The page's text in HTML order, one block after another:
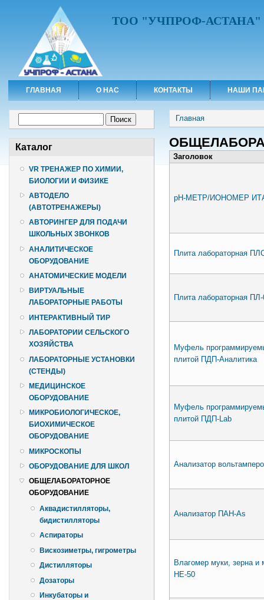
ТОО "УЧПРОФ-АСТАНА"
ГЛАВНАЯ О НАС КОНТАКТЫ НАШИ
Каталог
VR ТРЕНАЖЕР ПО ХИМИИ,
БИОЛОГИИ И ФИЗИКЕ
АВТОДЕЛО
(АВТОТРЕНАЖЕРЫ)
АВТОРИНГЕР ДЛЯ ПОДАЧИ
ШКОЛЬНЫХ ЗВОНКОВ
АНАЛИТИЧЕСКОЕ
ОБОРУДОВАНИЕ
АНАТОМИЧЕСКИЕ МОДЕЛИ
ВИРТУАЛЬНЫЕ
ЛАБОРАТОРНЫЕ РАБОТЫ
ИНТЕРАКТИВНЫЙ ТИР
ЛАБОРАТОРИИ СЕЛЬСКОГО
ХОЗЯЙСТВА
ЛАБОРАТОРНЫЕ УСТАНОВКИ
(СТЕНДЫ)
МЕДИЦИНСКОЕ
ОБОРУДОВАНИЕ
МИКРОБИОЛОГИЧЕСКОЕ,
БИОХИМИЧЕСКОЕ
ОБОРУДОВАНИЕ
МИКРОСКОПЫ
ОБОРУДОВАНИЕ ДЛЯ ШКОЛ
ОБЩЕЛАБОРАТОРНОЕ
ОБОРУДОВАНИЕ
Аквадистилляторы,
бидистилляторы
Аспираторы
Вискозиметры, гигрометры
Дистилляторы
Дозаторы
Инкубаторы и
Вы здесь
Главная
Заголовок
рН-МЕТР/ИОНОМЕР
Плита лабораторная
Плита лабораторная ПЛ-
Муфель
плитой ПДП-Аналитика
Муфель
плитой ПДП-Lab
Анализатор
Анализатор ПАН-As
Влагомер муки, зерна и
НE-50